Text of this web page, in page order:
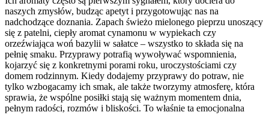
naszych zmysłów, budząc apetyt i przygotowując nas na
nadchodzące doznania. Zapach świeżo mielonego pieprzu unoszący
się z patelni, ciepły aromat cynamonu w wypiekach czy
orzeźwiająca woń bazylii w sałatce – wszystko to składa się na
pełnię smaku. Przyprawy potrafią wywoływać wspomnienia,
kojarzyć się z konkretnymi porami roku, uroczystościami czy
domem rodzinnym. Kiedy dodajemy przyprawy do potraw, nie
tylko wzbogacamy ich smak, ale także tworzymy atmosferę, która
sprawia, że wspólne posiłki stają się ważnym momentem dnia,
pełnym radości, rozmów i bliskości. To właśnie ta emocjonalna